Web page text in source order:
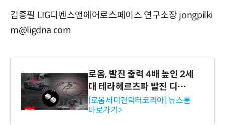
김종필 LIG디펜스앤에어로스페이스 연구소장 jongpilki
m@ligdna.com
로옴, 발진 출력 4배 높인 2세
대 테라헤르츠파 발진 디바이
스 개발
[로옴세미컨덕터코리아] 뉴스룸
바로가기>